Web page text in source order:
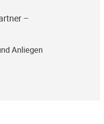
–
Anliegen